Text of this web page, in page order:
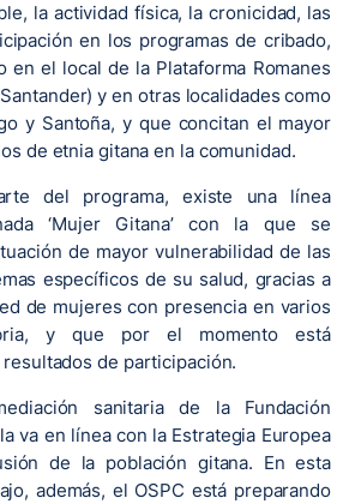
la actividad física, la cronicidad, las
en los programas de cribado,
en el local de la Plataforma Romanes
y en otras localidades como
y Santoña, y que concitan el mayor
de etnia gitana en la comunidad.
del programa, existe una línea
‘Mujer Gitana’ con la que se
de mayor vulnerabilidad de las
específicos de su salud, gracias a
de mujeres con presencia en varios
y que por el momento está
de participación.
sanitaria de la Fundación
va en línea con la Estrategia Europea
de la población gitana. En esta
además, el OSPC está preparando